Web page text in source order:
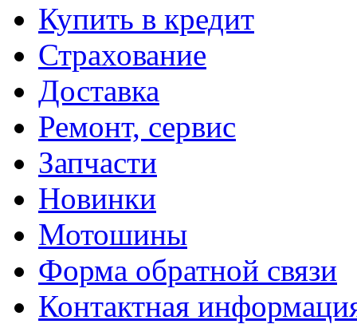
Купить в кредит
Страхование
Доставка
Ремонт, сервис
Запчасти
Новинки
Мотошины
Форма обратной связи
Контактная